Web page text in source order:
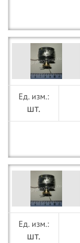
шт.
шт.